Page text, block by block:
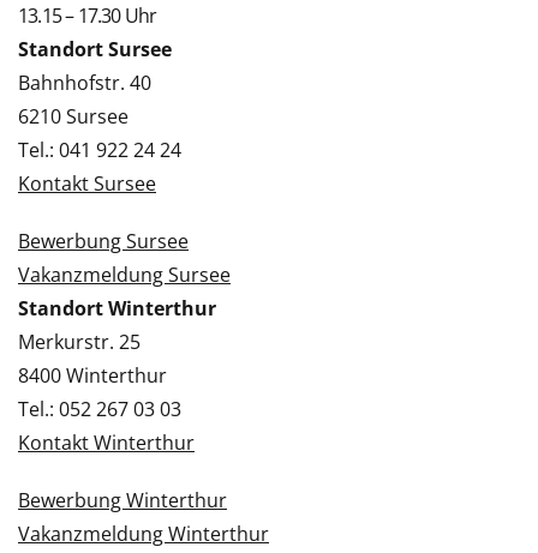
13.15 – 17.30 Uhr
Standort Sursee
Bahnhofstr. 40
6210 Sursee
Tel.: 041 922 24 24
Kontakt Sursee
Bewerbung Sursee
Vakanzmeldung Sursee
Standort Winterthur
Merkurstr. 25
8400 Winterthur
Tel.: 052 267 03 03
Kontakt Winterthur
Bewerbung Winterthur
Vakanzmeldung Winterthur